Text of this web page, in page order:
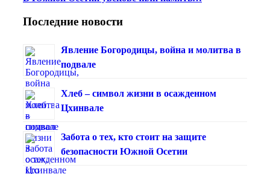
Последние новости
Явление Богородицы, война и молитва в
подвале
Хлеб – символ жизни в осажденном
Цхинвале
Забота о тех, кто стоит на защите
безопасности Южной Осетии